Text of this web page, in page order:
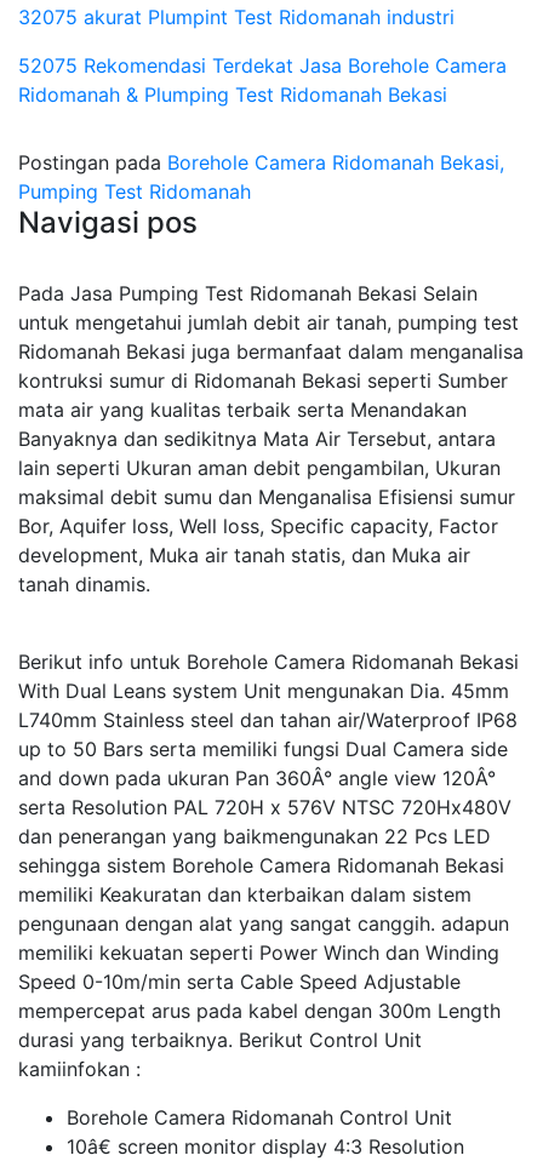
32075 akurat Plumpint Test Ridomanah industri
52075 Rekomendasi Terdekat Jasa Borehole Camera
Ridomanah & Plumping Test Ridomanah Bekasi
Postingan pada Borehole Camera Ridomanah Bekasi,
Pumping Test Ridomanah
Navigasi pos
Pada Jasa Pumping Test Ridomanah Bekasi Selain
untuk mengetahui jumlah debit air tanah, pumping test
Ridomanah Bekasi juga bermanfaat dalam menganalisa
kontruksi sumur di Ridomanah Bekasi seperti Sumber
mata air yang kualitas terbaik serta Menandakan
Banyaknya dan sedikitnya Mata Air Tersebut, antara
lain seperti Ukuran aman debit pengambilan, Ukuran
maksimal debit sumu dan Menganalisa Efisiensi sumur
Bor, Aquifer loss, Well loss, Specific capacity, Factor
development, Muka air tanah statis, dan Muka air
tanah dinamis.
Berikut info untuk Borehole Camera Ridomanah Bekasi
With Dual Leans system Unit mengunakan Dia. 45mm
L740mm Stainless steel dan tahan air/Waterproof IP68
up to 50 Bars serta memiliki fungsi Dual Camera side
and down pada ukuran Pan 360Â° angle view 120Â°
serta Resolution PAL 720H x 576V NTSC 720Hx480V
dan penerangan yang baikmengunakan 22 Pcs LED
sehingga sistem Borehole Camera Ridomanah Bekasi
memiliki Keakuratan dan kterbaikan dalam sistem
pengunaan dengan alat yang sangat canggih. adapun
memiliki kekuatan seperti Power Winch dan Winding
Speed 0-10m/min serta Cable Speed Adjustable
mempercepat arus pada kabel dengan 300m Length
durasi yang terbaiknya. Berikut Control Unit
kamiinfokan :
Borehole Camera Ridomanah Control Unit
10â€ screen monitor display 4:3 Resolution